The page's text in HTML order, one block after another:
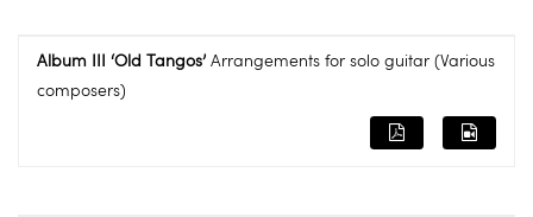
Album III ‘Old Tangos’ Arrangements for solo guitar (Various
composers)